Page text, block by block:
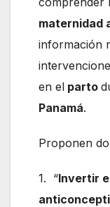
maternidad
información
en el parto
Panamá.
Proponen
1. “Invertir